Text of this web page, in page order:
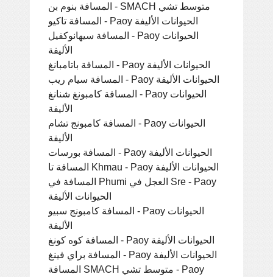
المسافة بنوم بن - SMACH متوسط ​​تشي
المسافة تاكيو - Paoy الحيوانات الأليفة
المسافة سيهانوكفيل - Paoy الحيوانات
الأليفة
المسافة باتامبانغ - Paoy الحيوانات الأليفة
المسافة سيام ريب - Paoy الحيوانات الأليفة
المسافة كامبونغ شنانغ - Paoy الحيوانات
الأليفة
المسافة كامبونج تشام - Paoy الحيوانات
الأليفة
المسافة بورسات - Paoy الحيوانات الأليفة
المسافة تا Khmau - Paoy الحيوانات الأليفة
المسافة في Phumi العجل في Sre - Paoy
الحيوانات الأليفة
المسافة كامبونج سبيو - Paoy الحيوانات
الأليفة
المسافة كوه كونغ - Paoy الحيوانات الأليفة
المسافة براي فينغ - Paoy الحيوانات الأليفة
المسافة SMACH متوسط ​​تشي - Paoy